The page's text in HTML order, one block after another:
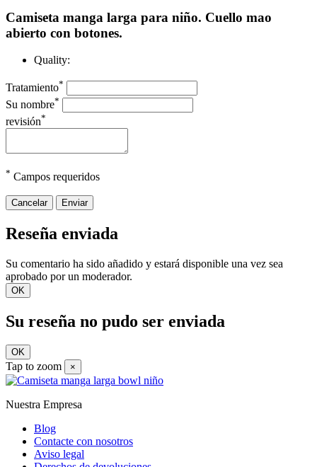
Camiseta manga larga para niño. Cuello mao
abierto con botones.
Quality:
Tratamiento*
Su nombre*
revisión*
* Campos requeridos
Cancelar Enviar
Reseña enviada
Su comentario ha sido añadido y estará disponible una vez sea
aprobado por un moderador.
OK
Su reseña no pudo ser enviada
OK
Tap to zoom ×
Nuestra Empresa
Blog
Contacte con nosotros
Aviso legal